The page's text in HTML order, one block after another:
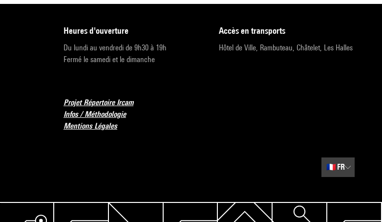
heures d'ouverture
Du lundi au vendredi de 9h30 à 19h
Fermé le samedi et le dimanche
accès en transports
Hôtel de Ville, Rambuteau, Châtelet, Les Halles
Projet Répertoire Ircam
Infos / Méthodologie
Mentions Légales
🇫🇷 FR